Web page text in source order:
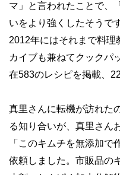
マ」と言われたことで、
いをより強くしたそうで
2012年にはそれまで料理
カイブも兼ねてクックパ
在583のレシピを掲載、
真里さんに転機が訪れた
る知り合いが、真里さん
「このキムチを無添加で
依頼しました。市販品の